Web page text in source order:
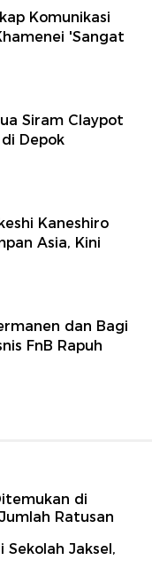
Komunikasi
'Sangat
Siram Claypot
Depok
Kaneshiro
Asia, Kini
dan Bagi
FnB Rapuh
di
Ratusan
Sekolah Jaksel,